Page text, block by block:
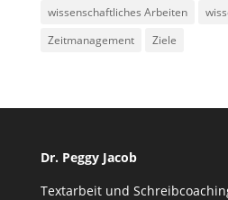
wissenschaftliches Arbeiten
Zeitmanagement
Ziele
Dr. Peggy Jacob
Textarbeit und